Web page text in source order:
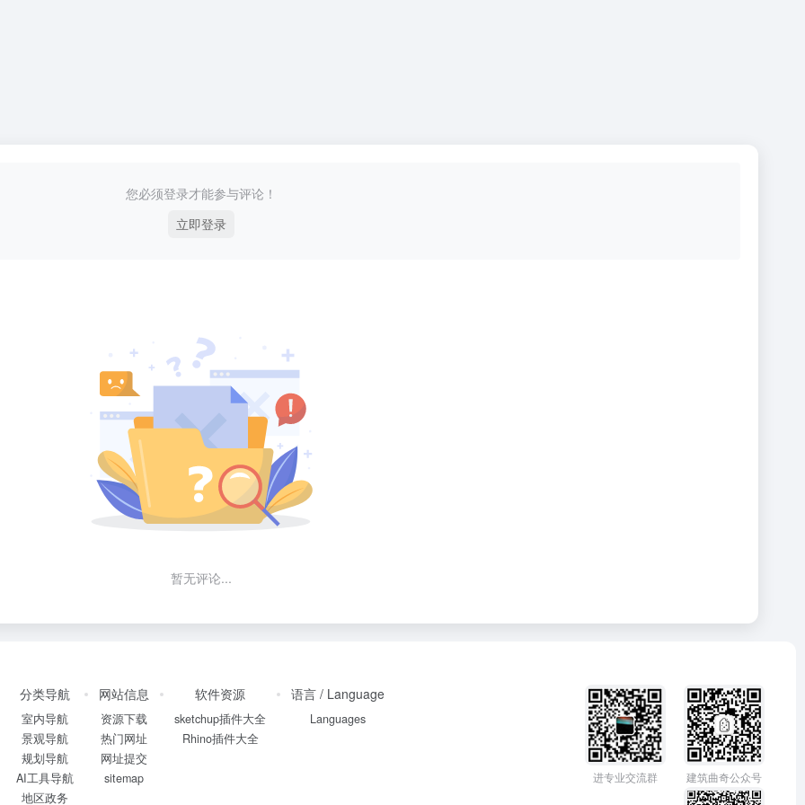
您必须登录才能参与评论！
立即登录
暂无评论...
分类导航
室内导航
景观导航
规划导航
AI工具导航
地区政务
网站信息
资源下载
热门网址
网址提交
sitemap
软件资源
sketchup插件大全
Rhino插件大全
语言 / Language
Languages
进专业交流群 建筑曲奇公众号